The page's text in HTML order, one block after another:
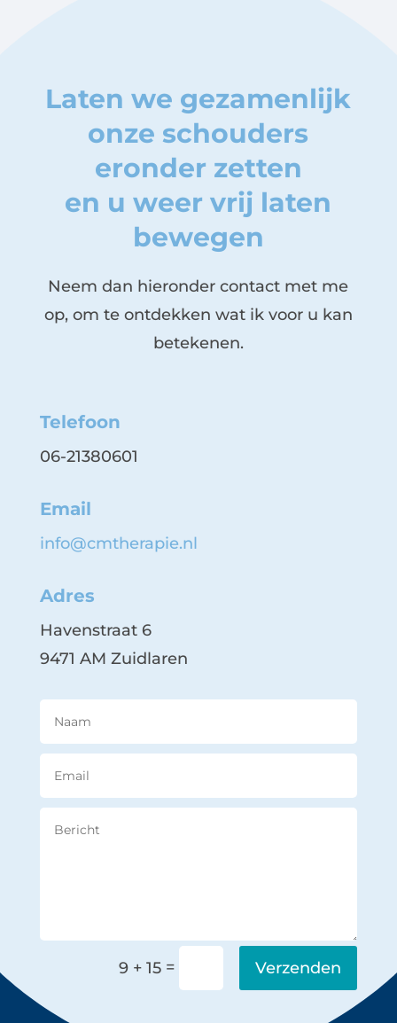
Laten we gezamenlijk
onze schouders
eronder zetten
en u weer vrij laten
bewegen
Neem dan hieronder contact met me
op, om te ontdekken wat ik voor u kan
betekenen.
Telefoon
06-21380601
Email
info@cmtherapie.nl
Adres
Havenstraat 6
9471 AM Zuidlaren
9 + 15 = Verzenden
Alternative: